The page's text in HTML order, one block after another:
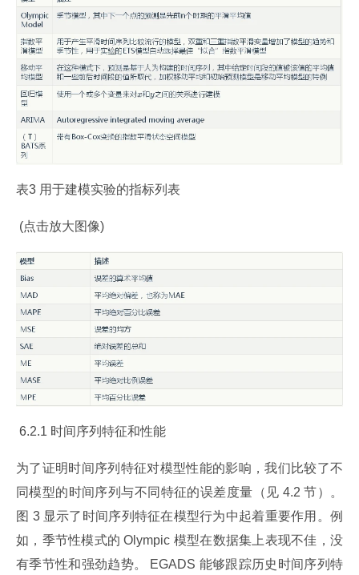
表3 用于建模实验的指标列表
(点击放大图像)
6.2.1 时间序列特征和性能
为了证明时间序列特征对模型性能的影响，我们比较了不
同模型的时间序列与不同特征的误差度量（见 4.2 节）。
图 3 显示了时间序列特征在模型行为中起着重要作用。例
如，季节性模式的 Olympic 模型在数据集上表现不佳，没
有季节性和强劲趋势。 EGADS 能够跟踪历史时间序列特